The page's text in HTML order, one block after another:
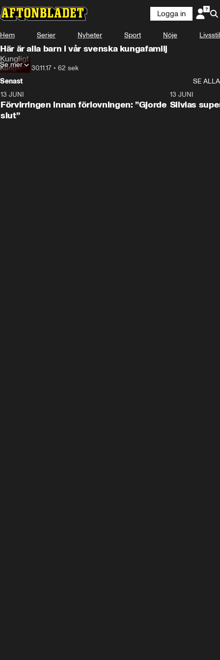
Logga in
Hem Serier Nyheter Sport Nöje Livsstil
Här är alla barn i vår svenska kungafamilj
Kungligt
Kungligt• 30.11.17 • 62 sek
Se mer
Senast
SE ALLA
13 JUNI
Förvirringen innan förlovningen: ”Gjorde
slut”
13 JUNI
Silvias